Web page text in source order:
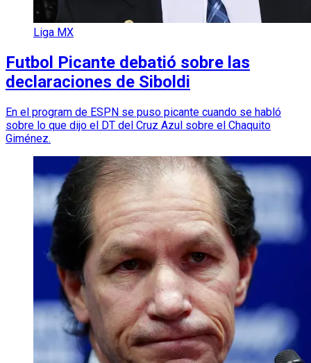
Liga MX
Futbol Picante debatió sobre las
declaraciones de Siboldi
En el program de ESPN se puso picante cuando se habló
sobre lo que dijo el DT del Cruz Azul sobre el Chaquito
Giménez.